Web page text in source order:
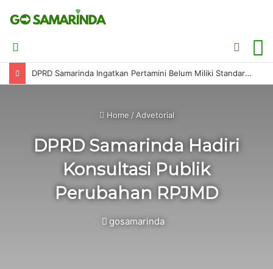
skin
for
DPRD Samarinda Ingatkan Pertamini Belum Miliki Standar Keselamatan Resmi
Home / Advetorial
DPRD Samarinda Hadiri
Konsultasi Publik
Perubahan RPJMD
gosamarinda